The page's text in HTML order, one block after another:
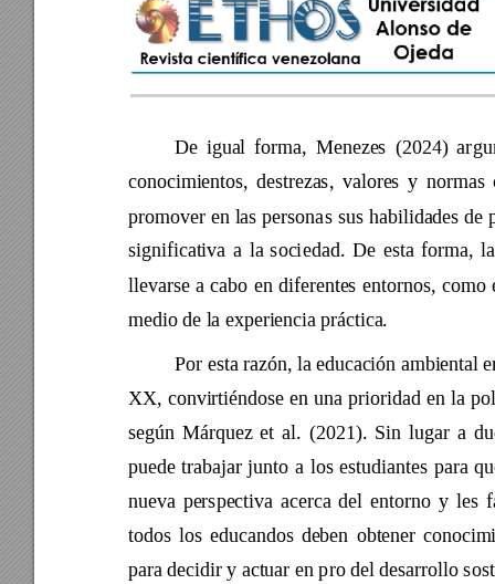
De igual forma, Menezes (2024) ar
conocimientos, destrezas, valores y normas
promover en las personas sus habilidades de
significativa a la sociedad. De esta forma,
llevarse a cabo en diferentes entornos, como
medio de la experiencia práctica.
Por esta razón, la educación ambiental
XX, convirtiéndose en una prioridad en la
según Márquez et al. (2021). Sin lugar a
puede trabajar junto a los estudiantes para
nueva perspectiva acerca del entorno y les
todos los educandos deben obtener
para decidir y actuar en pro del desarrollo